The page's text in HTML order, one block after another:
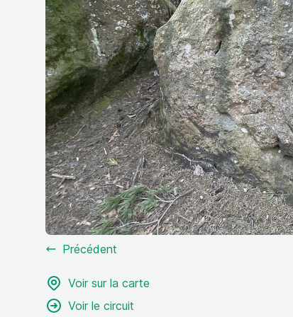
Précédent
Voir sur la carte
Voir le circuit